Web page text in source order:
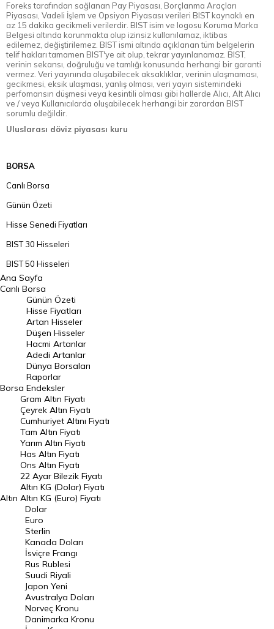
Foreks tarafından sağlanan Pay Piyasası, Borçlanma Araçları
Piyasası, Vadeli İşlem ve Opsiyon Piyasası verileri BIST kaynaklı en
az 15 dakika gecikmeli verilerdir. BIST isim ve logosu Koruma Marka
Belgesi altında korunmakta olup izinsiz kullanılamaz, iktibas
edilemez, değiştirilemez. BIST ismi altında açıklanan tüm belgelerin
telif hakları tamamen BIST'ye ait olup, tekrar yayınlanamaz. BIST,
verinin sekansı, doğruluğu ve tamlığı konusunda herhangi bir garanti
vermez. Veri yayınında oluşabilecek aksaklıklar, verinin ulaşmaması,
gecikmesi, eksik ulaşması, yanlış olması, veri yayın sistemindeki
perfomansın düşmesi veya kesintili olması gibi hallerde Alıcı, Alt Alıcı
ve / veya Kullanıcılarda oluşabilecek herhangi bir zarardan BIST
sorumlu değildir.
Uluslarası döviz piyasası kuru
BORSA
Canlı Borsa
Günün Özeti
Hisse Senedi Fiyatları
BIST 30 Hisseleri
BIST 50 Hisseleri
BIST 100 Hisseleri
En Çok Artan Hisseler
En Çok Düşen Hisseler
Hacmi Artanlar
Geçmiş Kapanışlar
Dünya Borsaları
Raporlar
Endeksler
DÖVİZ
Döviz Kuru
Dolar Kuru
Euro Kuru
Pound Kuru
Frank Kuru
Riyal Kuru
Avustralya Doları
Danimarka Kronu Kuru
Kanada Doları Kuru
Ana Sayfa
Canlı Borsa
Borsa
Günün Özeti
Hisse Fiyatları
Artan Hisseler
Düşen Hisseler
Hacmi Artanlar
Adedi Artanlar
Dünya Borsaları
Raporlar
Endeksler
Altın
Gram Altın Fiyatı
Çeyrek Altın Fiyatı
Cumhuriyet Altını Fiyatı
Tam Altın Fiyatı
Yarım Altın Fiyatı
Has Altın Fiyatı
Ons Altın Fiyatı
22 Ayar Bilezik Fiyatı
Altın KG (Dolar) Fiyatı
Altın KG (Euro) Fiyatı
Dolar
Euro
Sterlin
Kanada Doları
İsviçre Frangı
Rus Rublesi
Suudi Riyali
Japon Yeni
Avustralya Doları
Norveç Kronu
Danimarka Kronu